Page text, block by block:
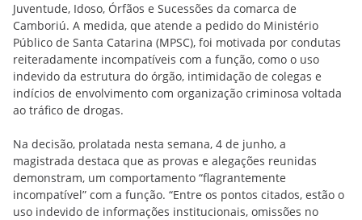
Juventude, Idoso, Órfãos e Sucessões da comarca de
Camboriú. A medida, que atende a pedido do Ministério
Público de Santa Catarina (MPSC), foi motivada por condutas
reiteradamente incompatíveis com a função, como o uso
indevido da estrutura do órgão, intimidação de colegas e
indícios de envolvimento com organização criminosa voltada
ao tráfico de drogas.
Na decisão, prolatada nesta semana, 4 de junho, a
magistrada destaca que as provas e alegações reunidas
demonstram, um comportamento “flagrantemente
incompatível” com a função. “Entre os pontos citados, estão o
uso indevido de informações institucionais, omissões no